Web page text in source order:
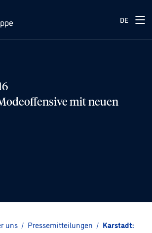
DE
mit neuen
uns / Pressemitteilungen / Karstadt: